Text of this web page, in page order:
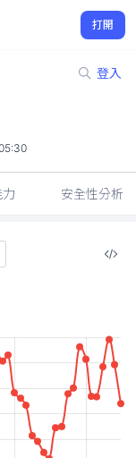
打開
登入
安全性分析